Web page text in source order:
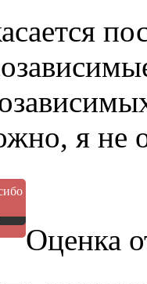
я не
Оценка